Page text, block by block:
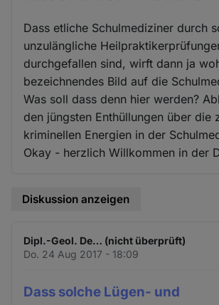
Dass etliche Schulmediziner durch
unzulängliche
durchgefallen sind, wirft dann ja
bezeichnendes Bild auf die
Was soll dass denn hier werden?
den jüngsten Enthüllungen über die
kriminellen Energien in der
Okay - herzlich Willkommen in der
Diskussion anzeigen
Dipl.-Geol. De… (nicht überprüft)
Do. 24 Aug 2017 - 18:09
Dass solche Lügen- und